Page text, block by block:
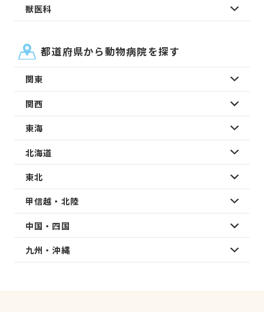
獣医科
都道府県から動物病院を探す
関東
関西
東海
北海道
東北
甲信越・北陸
中国・四国
九州・沖縄